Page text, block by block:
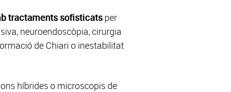
tractaments sofisticatsper
neuroendoscòpia, cirurgia
de Chiari o inestabilitat
híbrides o microscopis de